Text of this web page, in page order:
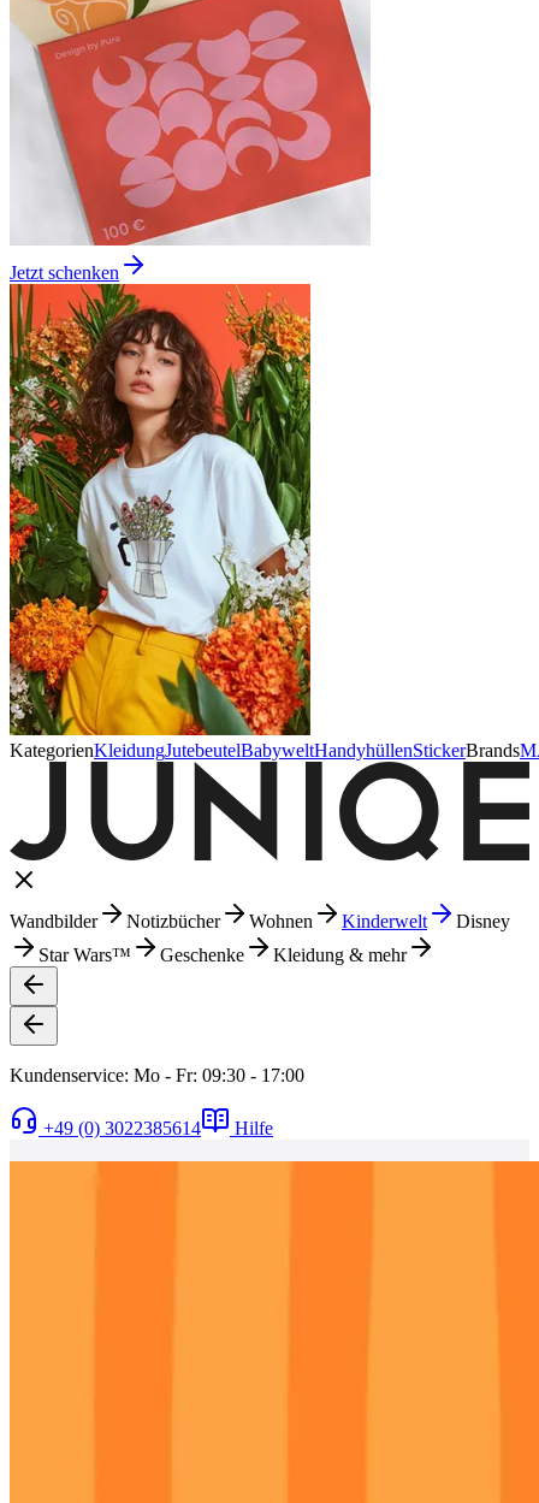
Jetzt schenken
KategorienKleidungJutebeutelBabyweltHandyhüllenStickerBrands
Wandbilder Notizbücher Wohnen Kinderwelt
Disney
Star Wars™
Geschenke Kleidung & mehr
Kundenservice: Mo - Fr: 09:30 - 17:00
+49 (0) 3022385614 Hilfe